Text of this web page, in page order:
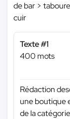
de bar >
cuir
Texte #1
400 mots
Rédaction
une boutique
de la